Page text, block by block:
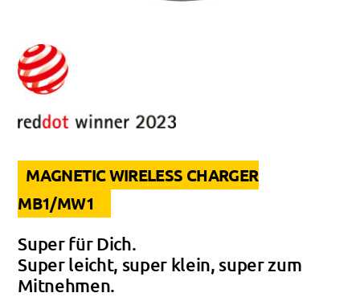
MAGNETIC WIRELESS CHARGER
MB1/MW1
Super für Dich.
Super leicht, super klein, super zum
Mitnehmen.